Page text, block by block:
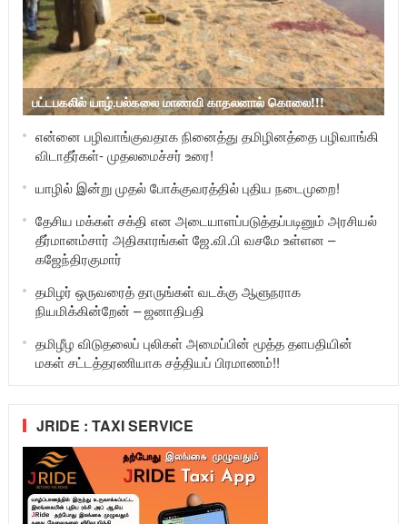
பட்டபகலில் யாழ்.பல்கலை மாணவி காதலனால் கொலை!!!
என்னை பழிவாங்குவதாக நினைத்து தமிழினத்தை பழிவாங்கி
விடாதீர்கள்- முதலமைச்சர் உரை!
யாழில் இன்று முதல் போக்குவரத்தில் புதிய நடைமுறை!
தேசிய மக்கள் சக்தி என அடையாளப்படுத்தப்படினும் அரசியல்
தீர்மானம்சார் அதிகாரங்கள் ஜே.வி.பி வசமே உள்ளன –
கஜேந்திரகுமார்
தமிழர் ஒருவரைத் தாருங்கள் வடக்கு ஆளுநராக
நியமிக்கின்றேன் – ஜனாதிபதி
தமிழீழ விடுதலைப் புலிகள் அமைப்பின் மூத்த தளபதியின்
மகள் சட்டத்தரணியாக சத்தியப் பிரமாணம்!!
JRIDE : TAXI SERVICE